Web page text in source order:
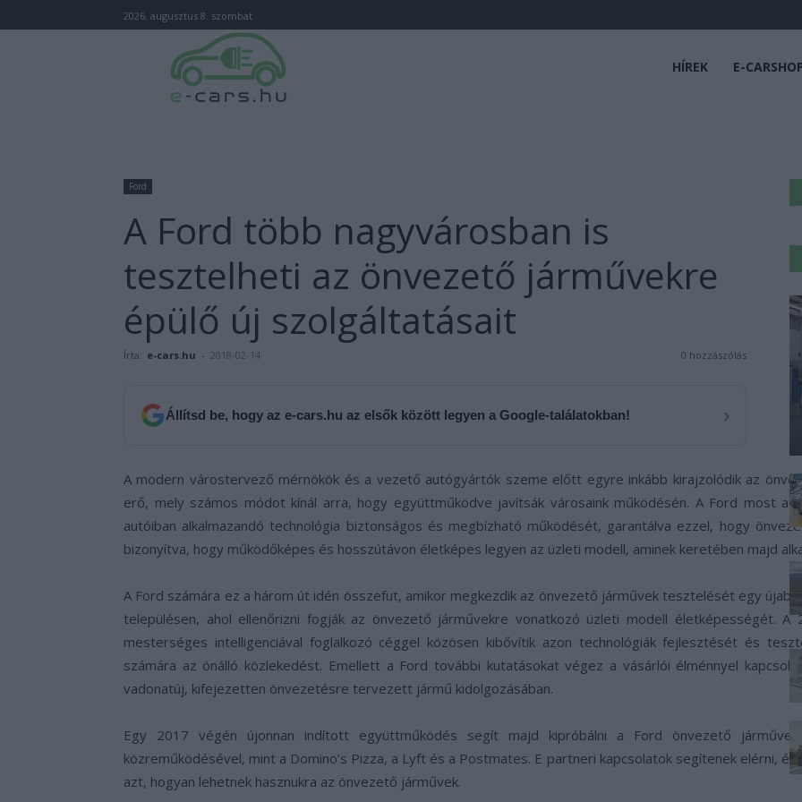
2026. augusztus 8. szombat
HÍREK E-
Ford
A Ford több nagyvárosban is
tesztelheti az önvezető járművekre
épülő új szolgáltatásait
Írta: e-cars.hu - 2018-02-14 0 hozzászólás
Állítsd be, hogy az e-cars.hu az elsők között legyen a Google-találatokban! ›
A modern várostervező mérnökök és a vezető autógyártók szeme előtt egyre inkább kirajzolódik az
erő, mely számos módot kínál arra, hogy együttműködve javítsák városaink működésén. A Ford most
autóiban alkalmazandó technológia biztonságos és megbízható működését, garantálva ezzel, hogy
bizonyítva, hogy működőképes és hosszútávon életképes legyen az üzleti modell, aminek keretében majd
A Ford számára ez a három út idén összefut, amikor megkezdik az önvezető járművek tesztelését egy
településen, ahol ellenőrizni fogják az önvezető járművekre vonatkozó üzleti modell életképességét.
mesterséges intelligenciával foglalkozó céggel közösen kibővítik azon technológiák fejlesztését és
számára az önálló közlekedést. Emellett a Ford további kutatásokat végez a vásárlói élménnyel
vadonatúj, kifejezetten önvezetésre tervezett jármű kidolgozásában.
Egy 2017 végén újonnan indított együttműködés segít majd kipróbálni a Ford önvezető
közreműködésével, mint a Domino’s Pizza, a Lyft és a Postmates. E partneri kapcsolatok segítenek elérni,
azt, hogyan lehetnek hasznukra az önvezető járművek.